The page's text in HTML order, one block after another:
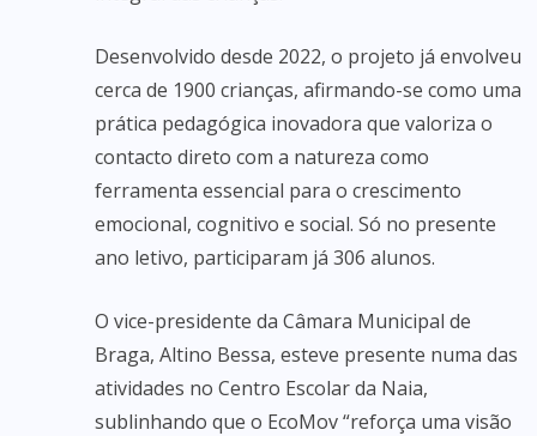
Desenvolvido desde 2022, o projeto já envolveu
cerca de 1900 crianças, afirmando-se como uma
prática pedagógica inovadora que valoriza o
contacto direto com a natureza como
ferramenta essencial para o crescimento
emocional, cognitivo e social. Só no presente
ano letivo, participaram já 306 alunos.
O vice-presidente da Câmara Municipal de
Braga, Altino Bessa, esteve presente numa das
atividades no Centro Escolar da Naia,
sublinhando que o EcoMov “reforça uma visão